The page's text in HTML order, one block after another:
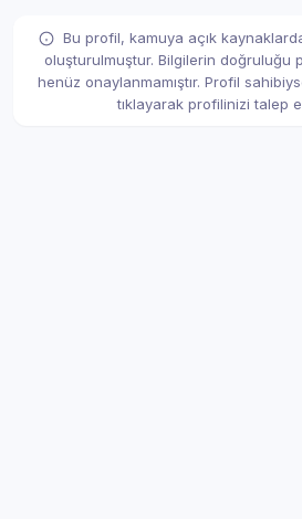
Bu profil, kamuya açık
oluşturulmuştur. Bilgilerin doğruluğu
henüz onaylanmamıştır. Profil
tıklayarak profilinizi talep